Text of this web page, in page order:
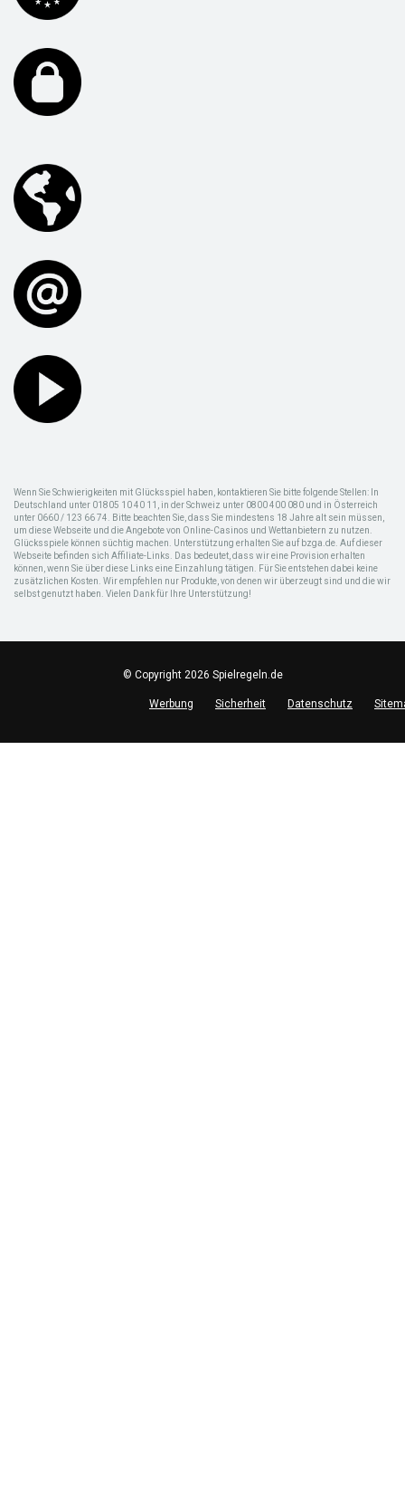
Wenn Sie Schwierigkeiten mit Glücksspiel haben, kontaktieren Sie bitte folgende Stellen: In
Deutschland unter 01805 10 40 11, in der Schweiz unter 0800 400 080 und in Österreich
unter 0660 / 123 66 74. Bitte beachten Sie, dass Sie mindestens 18 Jahre alt sein müssen,
um diese Webseite und die Angebote von Online-Casinos und Wettanbietern zu nutzen.
Glücksspiele können süchtig machen. Unterstützung erhalten Sie auf bzga.de. Auf dieser
Webseite befinden sich Affiliate-Links. Das bedeutet, dass wir eine Provision erhalten
können, wenn Sie über diese Links eine Einzahlung tätigen. Für Sie entstehen dabei keine
zusätzlichen Kosten. Wir empfehlen nur Produkte, von denen wir überzeugt sind und die wir
selbst genutzt haben. Vielen Dank für Ihre Unterstützung!
© Copyright 2026 Spielregeln.de
Werbung Sicherheit Datenschutz